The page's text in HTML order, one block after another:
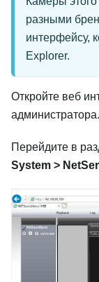
разными
интерфейсу,
Explorer.
Откройте веб
администратора.
Перейдите в
System >